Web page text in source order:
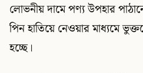
লোভনীয় দামে পণ্য উপহার
পিন হাতিয়ে নেওয়ার মাধ্যমে
হচ্ছে।